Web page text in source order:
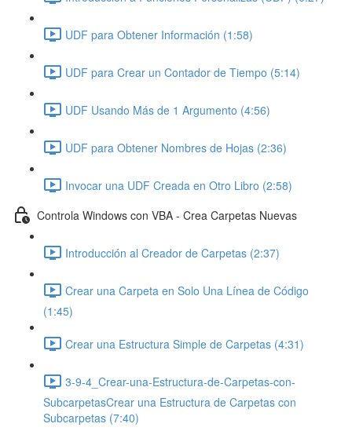
UDF para Obtener Información (1:58)
UDF para Crear un Contador de Tiempo (5:14)
UDF Usando Más de 1 Argumento (4:56)
UDF para Obtener Nombres de Hojas (2:36)
Invocar una UDF Creada en Otro Libro (2:58)
Controla Windows con VBA - Crea Carpetas Nuevas
Introducción al Creador de Carpetas (2:37)
Crear una Carpeta en Solo Una Línea de Código
(1:45)
Crear una Estructura Simple de Carpetas (4:31)
3-9-4_Crear-una-Estructura-de-Carpetas-con-
SubcarpetasCrear una Estructura de Carpetas con
Subcarpetas (7:40)